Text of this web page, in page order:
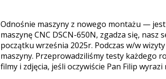
Odnośnie maszyny z nowego montażu —
maszynę CNC DSCN-650N, zgadza się,
początku września 2025r. Podczas w/w
maszyny. Przeprowadziliśmy testy każdego
filmy i zdjęcia, jeśli oczywiście Pan Filip wyrazi